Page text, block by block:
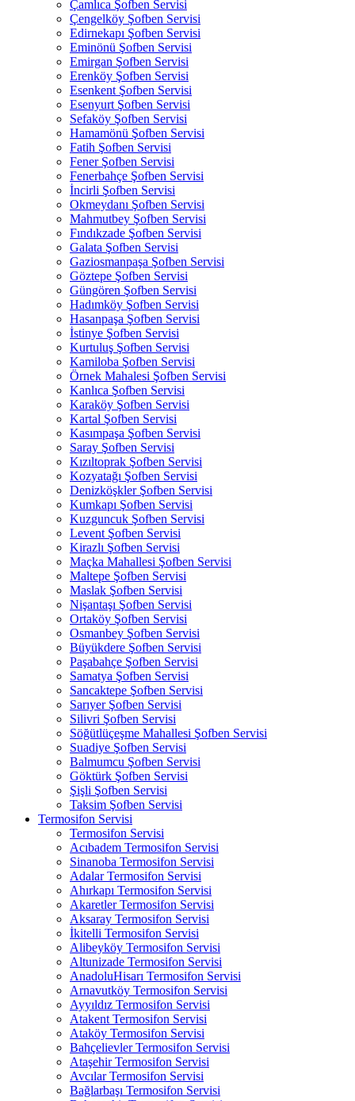
Çamlıca Şofben Servisi
Çengelköy Şofben Servisi
Edirnekapı Şofben Servisi
Eminönü Şofben Servisi
Emirgan Şofben Servisi
Erenköy Şofben Servisi
Esenkent Şofben Servisi
Esenyurt Şofben Servisi
Sefaköy Şofben Servisi
Hamamönü Şofben Servisi
Fatih Şofben Servisi
Fener Şofben Servisi
Fenerbahçe Şofben Servisi
İncirli Şofben Servisi
Okmeydanı Şofben Servisi
Mahmutbey Şofben Servisi
Fındıkzade Şofben Servisi
Galata Şofben Servisi
Gaziosmanpaşa Şofben Servisi
Göztepe Şofben Servisi
Güngören Şofben Servisi
Hadımköy Şofben Servisi
Hasanpaşa Şofben Servisi
İstinye Şofben Servisi
Kurtuluş Şofben Servisi
Kamiloba Şofben Servisi
Örnek Mahalesi Şofben Servisi
Kanlıca Şofben Servisi
Karaköy Şofben Servisi
Kartal Şofben Servisi
Kasımpaşa Şofben Servisi
Saray Şofben Servisi
Kızıltoprak Şofben Servisi
Kozyatağı Şofben Servisi
Denizköşkler Şofben Servisi
Kumkapı Şofben Servisi
Kuzguncuk Şofben Servisi
Levent Şofben Servisi
Kirazlı Şofben Servisi
Maçka Mahallesi Şofben Servisi
Maltepe Şofben Servisi
Maslak Şofben Servisi
Nişantaşı Şofben Servisi
Ortaköy Şofben Servisi
Osmanbey Şofben Servisi
Büyükdere Şofben Servisi
Paşabahçe Şofben Servisi
Samatya Şofben Servisi
Sancaktepe Şofben Servisi
Sarıyer Şofben Servisi
Silivri Şofben Servisi
Söğütlüçeşme Mahallesi Şofben Servisi
Suadiye Şofben Servisi
Balmumcu Şofben Servisi
Göktürk Şofben Servisi
Şişli Şofben Servisi
Taksim Şofben Servisi
Termosifon Servisi
Termosifon Servisi
Acıbadem Termosifon Servisi
Sinanoba Termosifon Servisi
Adalar Termosifon Servisi
Ahırkapı Termosifon Servisi
Akaretler Termosifon Servisi
Aksaray Termosifon Servisi
İkitelli Termosifon Servisi
Alibeyköy Termosifon Servisi
Altunizade Termosifon Servisi
AnadoluHisarı Termosifon Servisi
Arnavutköy Termosifon Servisi
Ayyıldız Termosifon Servisi
Atakent Termosifon Servisi
Ataköy Termosifon Servisi
Bahçelievler Termosifon Servisi
Ataşehir Termosifon Servisi
Avcılar Termosifon Servisi
Bağlarbaşı Termosifon Servisi